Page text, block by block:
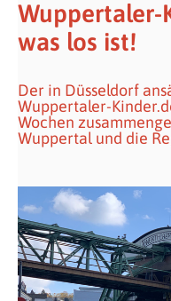
Wuppertaler-
was los ist!
Der in Düsseldorf
Wuppertaler-
Wochen
Wuppertal und die